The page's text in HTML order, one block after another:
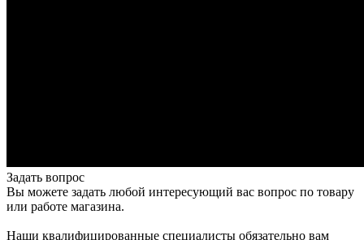
Задать вопрос
Вы можете задать любой интересующий вас вопрос по товару
или работе магазина.
Наши квалифицированные специалисты обязательно вам